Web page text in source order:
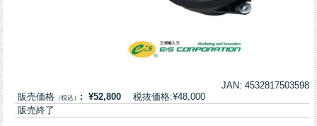
JAN: 4532817503598
販売価格 （税込） : ¥52,800 税抜価格:¥48,000
販売終了